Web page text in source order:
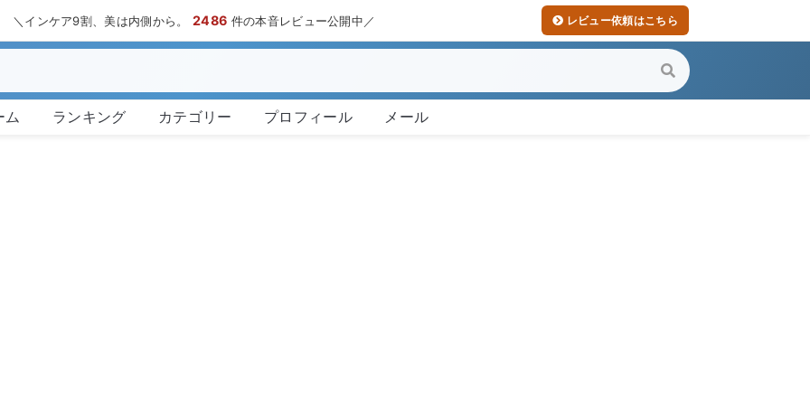
＼インケア9割、美は内側から。2486 件の本音レビュー公開中／ レビュー依頼はこちら
ム ランキング カテゴリー プロフィール メール